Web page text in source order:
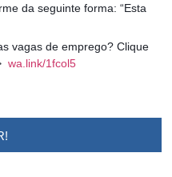
da seguinte forma: “Esta
vagas de emprego? Clique
wa.link/1fcol5